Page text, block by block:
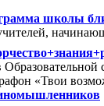
школы
«Твои